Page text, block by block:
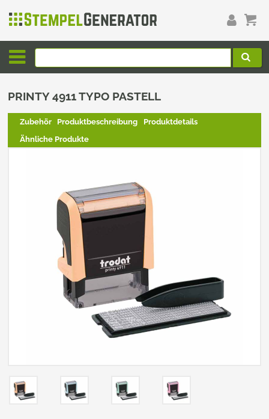
PRINTY 4911 TYPO PASTELL
Zubehör Produktbeschreibung
Produktdetails
Ähnliche Produkte